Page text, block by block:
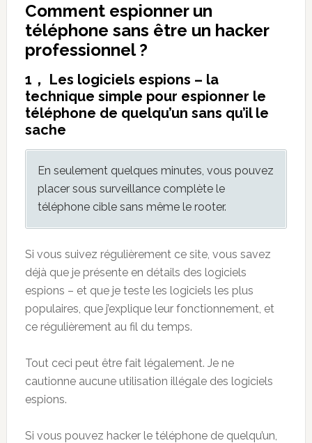
Comment espionner un
téléphone sans être un hacker
professionnel ?
1， Les logiciels espions – la
technique simple pour espionner le
téléphone de quelqu’un sans qu’il le
sache
En seulement quelques minutes, vous pouvez
placer sous surveillance complète le
téléphone cible sans même le rooter.
Si vous suivez régulièrement ce site, vous savez
déjà que je présente en détails des logiciels
espions – et que je teste les logiciels les plus
populaires, que j’explique leur fonctionnement, et
ce régulièrement au fil du temps.
Tout ceci peut être fait légalement. Je ne
cautionne aucune utilisation illégale des logiciels
espions.
Si vous pouvez hacker le téléphone de quelqu’un,